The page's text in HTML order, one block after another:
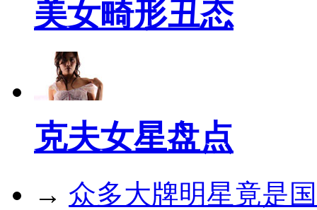
美女畸形丑态
克夫女星盘点
→ 众多大牌明星竟是